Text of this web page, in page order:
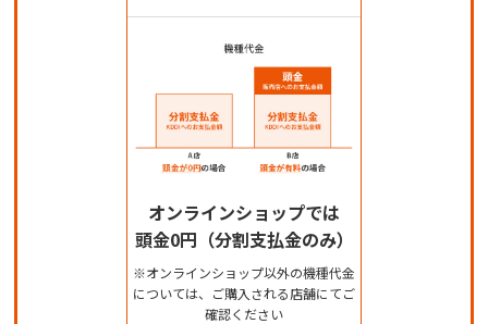
オンラインショップでは
頭金0円（分割支払金のみ）
※オンラインショップ以外の機種代金
については、ご購入される店舗にてご
確認ください